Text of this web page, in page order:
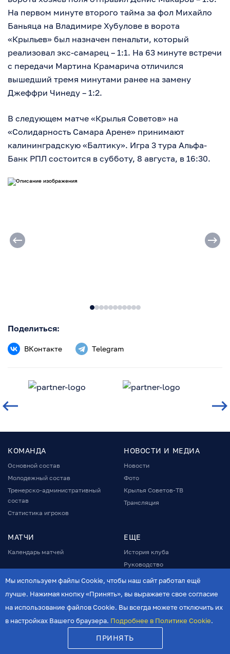
На первом минуте второго тайма за фол Михайло
Баньяца на Владимире Хубулове в ворота
«Крыльев» был назначен пенальти, который
реализовал экс-самарец – 1:1. На 63 минуте встречи
с передачи Мартина Крамарича отличился
вышедший тремя минутами ранее на замену
Джеффри Чинеду – 1:2.
В следующем матче «Крылья Советов» на
«Солидарность Самара Арене» принимают
калининградскую «Балтику». Игра 3 тура Альфа-
Банк РПЛ состоится в субботу, 8 августа, в 16:30.
Поделиться:
ВКонтакте Telegram
КОМАНДА
Основной состав
Молодежный состав
Тренерско-административный
состав
Статистика игроков
НОВОСТИ И МЕДИА
Новости
Фото
Крылья Советов-ТВ
Трансляция
МАТЧИ
Календарь матчей
АКАДЕМИЯ
СТАРАЯ ВЕРСИЯ
ЕЩЕ
История клуба
Руководство
Фонд поддержки
Программа лояльности
Карта болельщика
Болельщикам с ОВЗ
Мы используем файлы Cookie, чтобы наш сайт работал ещё
лучше. Нажимая кнопку «Принять», вы выражаете свое согласие
на использование файлов Cookie. Вы всегда можете отключить их
в настройках Вашего браузера. Подробнее в Политике Cookie.
ПРИНЯТЬ